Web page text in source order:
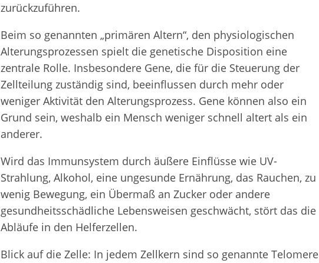
zurückzuführen.
Beim so genannten „primären Altern“, den physiologischen
Alterungsprozessen spielt die genetische Disposition eine
zentrale Rolle. Insbesondere Gene, die für die Steuerung der
Zellteilung zuständig sind, beeinflussen durch mehr oder
weniger Aktivität den Alterungsprozess. Gene können also ein
Grund sein, weshalb ein Mensch weniger schnell altert als ein
anderer.
Wird das Immunsystem durch äußere Einflüsse wie UV-
Strahlung, Alkohol, eine ungesunde Ernährung, das Rauchen, zu
wenig Bewegung, ein Übermaß an Zucker oder andere
gesundheitsschädliche Lebensweisen geschwächt, stört das die
Abläufe in den Helferzellen.
Blick auf die Zelle: In jedem Zellkern sind so genannte Telomere